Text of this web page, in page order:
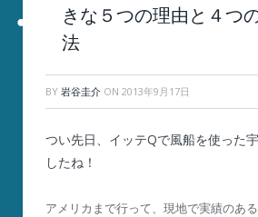
きな５つの理由と４つ
法
BY 岩谷圭介 ON 2013年9月17日
つい先日、イッテQで風船を使った
したね！
アメリカまで行って、現地で実績のあ